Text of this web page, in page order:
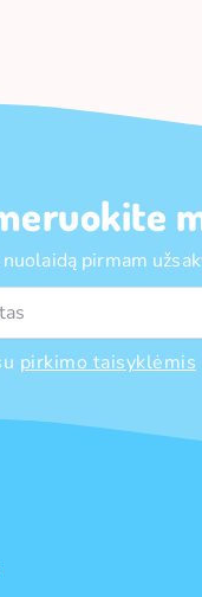
pirmam
pirkimo taisyklėmis